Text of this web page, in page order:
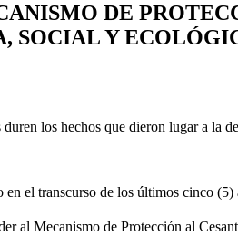
DE
SOCIAL Y
los hechos que dieron lugar a la
el transcurso de los últimos cinco (5)
al Mecanismo de Protección al